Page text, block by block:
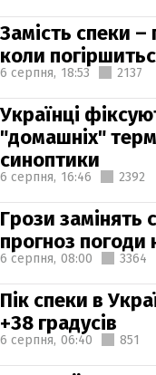
Замість спеки –
коли
6 серпня, 18:53 2137
Українці
"домашніх"
синоптики
6 серпня, 16:46 2392
Грози замінять
прогноз погоди
6 серпня, 08:00 3364
Пік спеки в
+38 градусів
6 серпня, 06:40 851